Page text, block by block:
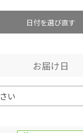
日付を選び直す
お届け日